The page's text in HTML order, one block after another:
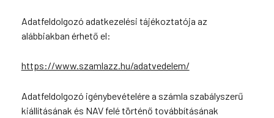
Adatfeldolgozó adatkezelési tájékoztatója az
alábbiakban érhető el:
https://www.szamlazz.hu/adatvedelem/
Adatfeldolgozó igénybevételére a számla szabályszerű
kiállításának és NAV felé történő továbbításának